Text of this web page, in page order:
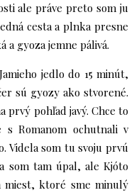
ale práve preto som ju
cesta a plnka presne
a gyoza jemne pálivá.
jedlo do 15 minút,
sú gyozy ako stvorené.
prvý pohľad javý. Chce to
Romanom ochutnali v
Videla som tu svoju prvú
som tam úpal, ale Kjóto
miest, ktoré sme minulý